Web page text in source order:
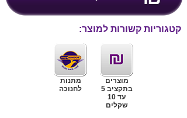
קטגוריות קשורות למוצר:
מוצרים
בתקציב 5
עד 10
שקלים
מתנות
לחנוכה